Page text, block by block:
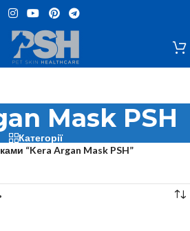
Mask PSH
Категорії
“Kera Argan Mask PSH”